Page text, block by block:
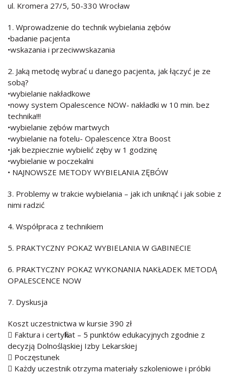
ul. Kromera 27/5, 50-330 Wrocław
1. Wprowadzenie do technik wybielania zębów
•badanie pacjenta
•wskazania i przeciwwskazania
2. Jaką metodę wybrać u danego pacjenta, jak łączyć je ze
sobą?
•wybielanie nakładkowe
•nowy system Opalescence NOW- nakładki w 10 min. bez
technika!!!
•wybielanie zębów martwych
•wybielanie na fotelu- Opalescence Xtra Boost
•jak bezpiecznie wybielić zęby w 1 godzinę
•wybielanie w poczekalni
• NAJNOWSZE METODY WYBIELANIA ZĘBÓW
3. Problemy w trakcie wybielania – jak ich uniknąć i jak sobie z
nimi radzić
4. Współpraca z technikiem
5. PRAKTYCZNY POKAZ WYBIELANIA W GABINECIE
6. PRAKTYCZNY POKAZ WYKONANIA NAKŁADEK METODĄ
OPALESCENCE NOW
7. Dyskusja
Koszt uczestnictwa w kursie 390 zł
 Faktura i certyfikat – 5 punktów edukacyjnych zgodnie z
decyzją Dolnośląskiej Izby Lekarskiej
 Poczęstunek
 Każdy uczestnik otrzyma materiały szkoleniowe i próbki